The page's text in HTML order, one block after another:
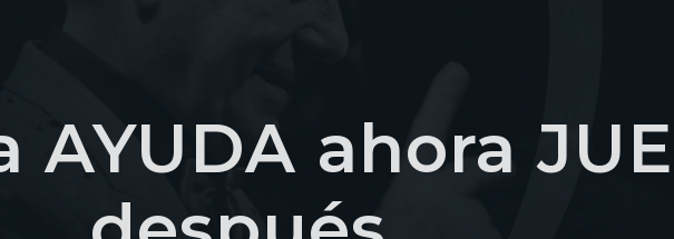
AYUDA ahora